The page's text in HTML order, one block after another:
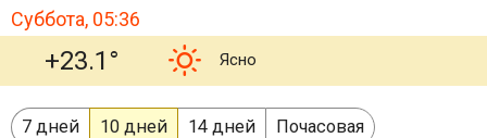
Суббота, 05:36
+23.1° Ясно
7 дней 10 дней 14 дней Почасовая